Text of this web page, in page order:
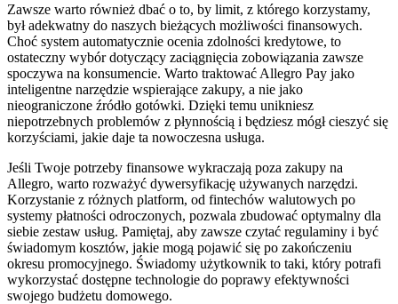
Zawsze warto również dbać o to, by limit, z którego korzystamy,
był adekwatny do naszych bieżących możliwości finansowych.
Choć system automatycznie ocenia zdolności kredytowe, to
ostateczny wybór dotyczący zaciągnięcia zobowiązania zawsze
spoczywa na konsumencie. Warto traktować Allegro Pay jako
inteligentne narzędzie wspierające zakupy, a nie jako
nieograniczone źródło gotówki. Dzięki temu unikniesz
niepotrzebnych problemów z płynnością i będziesz mógł cieszyć się
korzyściami, jakie daje ta nowoczesna usługa.
Jeśli Twoje potrzeby finansowe wykraczają poza zakupy na
Allegro, warto rozważyć dywersyfikację używanych narzędzi.
Korzystanie z różnych platform, od fintechów walutowych po
systemy płatności odroczonych, pozwala zbudować optymalny dla
siebie zestaw usług. Pamiętaj, aby zawsze czytać regulaminy i być
świadomym kosztów, jakie mogą pojawić się po zakończeniu
okresu promocyjnego. Świadomy użytkownik to taki, który potrafi
wykorzystać dostępne technologie do poprawy efektywności
swojego budżetu domowego.